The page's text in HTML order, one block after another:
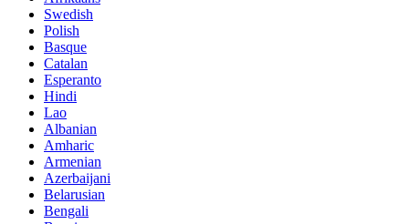
Swedish
Polish
Basque
Catalan
Esperanto
Hindi
Lao
Albanian
Amharic
Armenian
Azerbaijani
Belarusian
Bengali